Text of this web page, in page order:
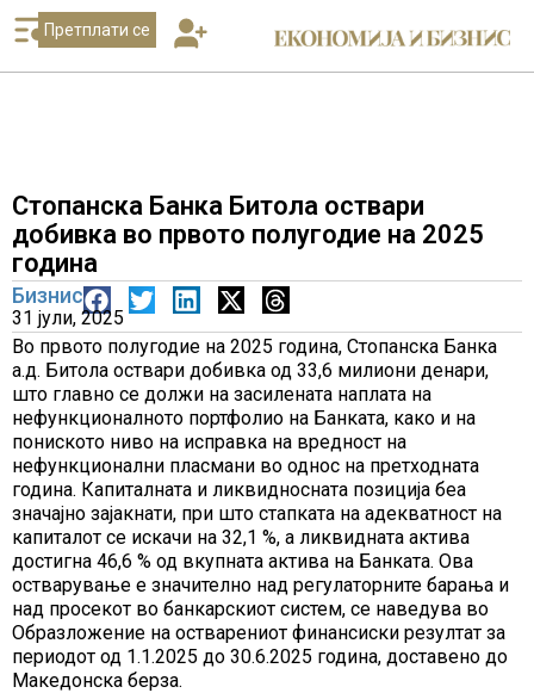
Претплати се
Стопанска Банка Битола оствари
добивка во првото полугодие на 2025
година
Бизнис
31 јули, 2025
Во првото полугодие на 2025 година, Стопанска Банка
а.д. Битола оствари добивка од 33,6 милиони денари,
што главно се должи на засилената наплата на
нефункционалното портфолио на Банката, како и на
пониското ниво на исправка на вредност на
нефункционални пласмани во однос на претходната
година. Капиталната и ликвидносната позиција беа
значајно зајакнати, при што стапката на адекватност на
капиталот се искачи на 32,1 %, а ликвидната актива
достигна 46,6 % од вкупната актива на Банката. Ова
остварување е значително над регулаторните барања и
над просекот во банкарскиот систем, се наведува во
Образложение на остварениот финансиски резултат за
периодот од 1.1.2025 до 30.6.2025 година, доставено до
Македонска берза.